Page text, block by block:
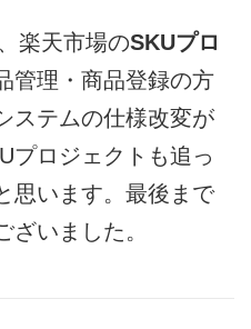
楽天市場のSKUプロ
管理・商品登録の方
ステムの仕様改変が
プロジェクトも追っ
思います。最後まで
ざいました。